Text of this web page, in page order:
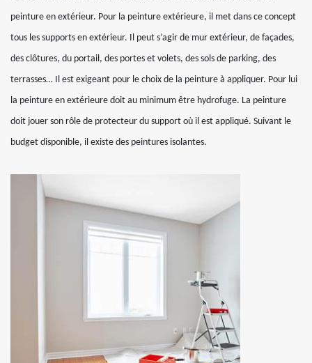
peinture en extérieur. Pour la peinture extérieure, il met dans ce concept
tous les supports en extérieur. Il peut s’agir de mur extérieur, de façades,
des clôtures, du portail, des portes et volets, des sols de parking, des
terrasses… Il est exigeant pour le choix de la peinture à appliquer. Pour lui
la peinture en extérieure doit au minimum être hydrofuge. La peinture
doit jouer son rôle de protecteur du support où il est appliqué. Suivant le
budget disponible, il existe des peintures isolantes.